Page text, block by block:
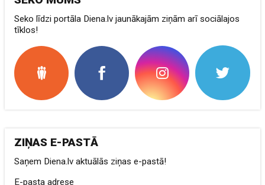
Seko līdzi portāla Diena.lv jaunākajām ziņām arī sociālajos
tīklos!
ZIŅAS E-PASTĀ
Saņem Diena.lv aktuālās ziņas e-pastā!
E-pasta adrese